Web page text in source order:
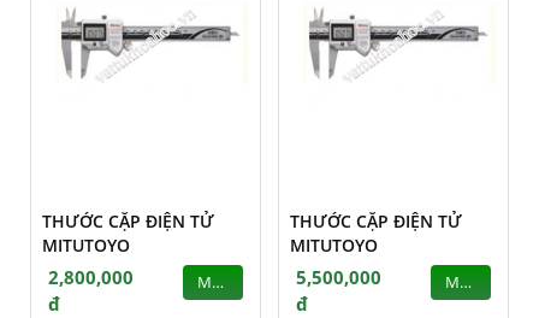
THƯỚC CẶP ĐIỆN TỬ
MITUTOYO
2,800,000
đ
MUA
THƯỚC CẶP ĐIỆN TỬ
MITUTOYO
5,500,000
đ
MUA